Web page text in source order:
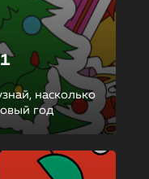
насколько
год